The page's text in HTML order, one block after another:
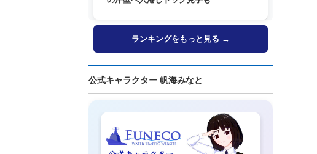
ランキングをもっと見る →
公式キャラクター 帆海みなと